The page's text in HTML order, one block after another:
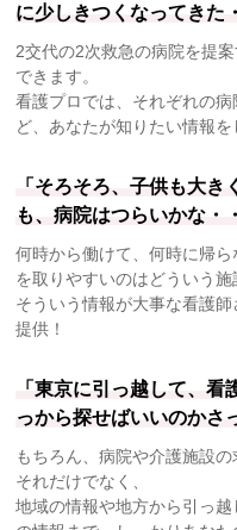
に少しきつくなってきた
2交代の2次救急の病院を提
できます。
看護プロでは、それぞれの
ど、あなたが知りたい情報を
「そろそろ、子供も大
も、病院はつらいかな・
何時から働けて、何時に帰
を取りやすいのはどういう施
そういう情報が大事な看護
提供！
「東京に引っ越して、
っから探せばいいのかさ
もちろん、病院や介護施設
それだけでなく、
地域の情報や地方から引っ